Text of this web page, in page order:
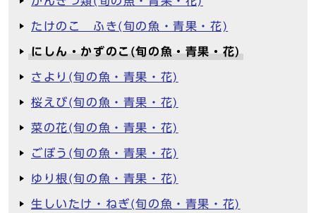
たけのこ ふき(旬の魚・青果・花)
にしん・かずのこ(旬の魚・青果・花)
さより(旬の魚・青果・花)
桜えび(旬の魚・青果・花)
菜の花(旬の魚・青果・花)
ごぼう(旬の魚・青果・花)
ゆり根(旬の魚・青果・花)
生しいたけ・ねぎ(旬の魚・青果・花)